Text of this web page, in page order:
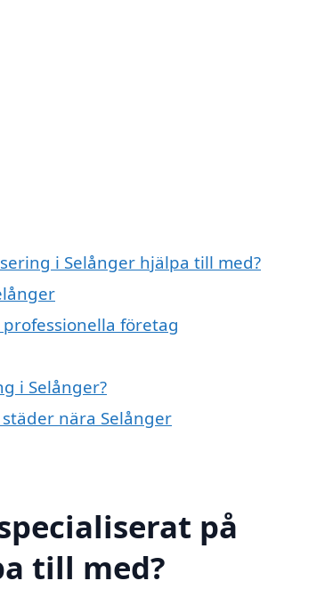
i Selånger hjälpa till med?
företag
i Selånger?
nära Selånger
på
till med?